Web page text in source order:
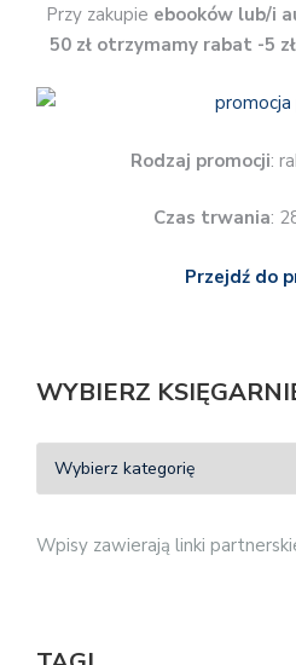
Przy zakupie ebooków lub/i
50 zł otrzymamy rabat -5
Rodzaj promocji:
Czas trwania:
Przejdź do
WYBIERZ
Wpisy zawierają linki